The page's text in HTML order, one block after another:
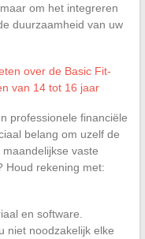
om het integreren
duurzaamheid van uw
over de Basic Fit-
van 14 tot 16 jaar
professionele financiële
belang om uzelf de
vaste
Houd rekening met:
en software.
niet noodzakelijk elke